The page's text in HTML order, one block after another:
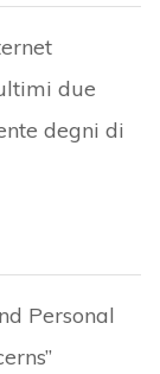
due
degni di
Personal